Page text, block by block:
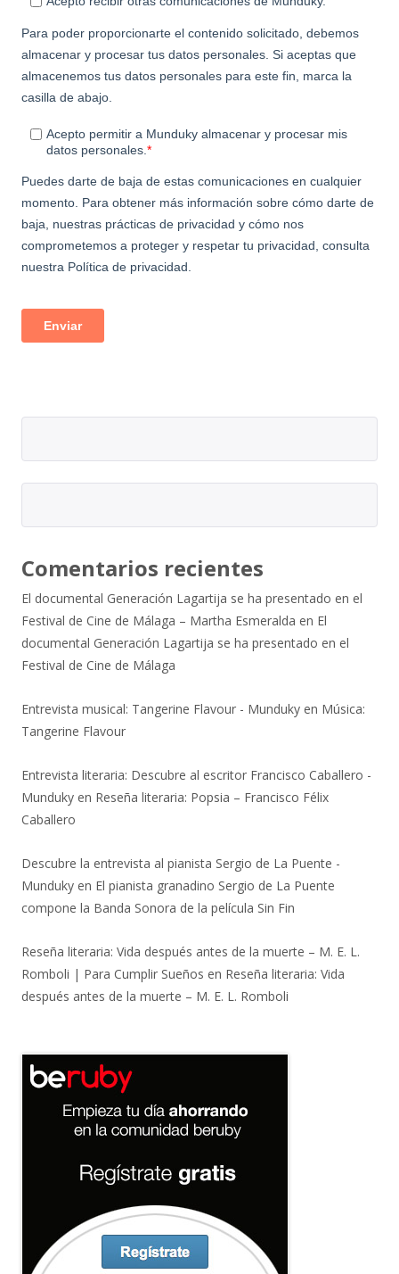
Comentarios recientes
El documental Generación Lagartija se ha presentado en el
Festival de Cine de Málaga – Martha Esmeralda en El
documental Generación Lagartija se ha presentado en el
Festival de Cine de Málaga
Entrevista musical: Tangerine Flavour - Munduky en Música:
Tangerine Flavour
Entrevista literaria: Descubre al escritor Francisco Caballero -
Munduky en Reseña literaria: Popsia – Francisco Félix
Caballero
Descubre la entrevista al pianista Sergio de La Puente -
Munduky en El pianista granadino Sergio de La Puente
compone la Banda Sonora de la película Sin Fin
Reseña literaria: Vida después antes de la muerte – M. E. L.
Romboli | Para Cumplir Sueños en Reseña literaria: Vida
después antes de la muerte – M. E. L. Romboli